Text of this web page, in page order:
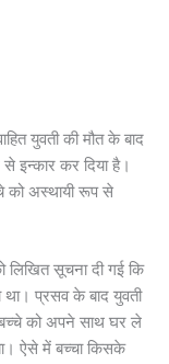
युवती की मौत के बाद
इन्कार कर दिया है।
को अस्थायी रूप से
सूचना दी गई कि
था। प्रसव के बाद युवती
को अपने साथ घर ले
ऐसे में बच्चा किसके